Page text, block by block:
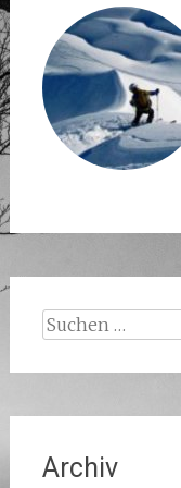
Suchen
Archiv